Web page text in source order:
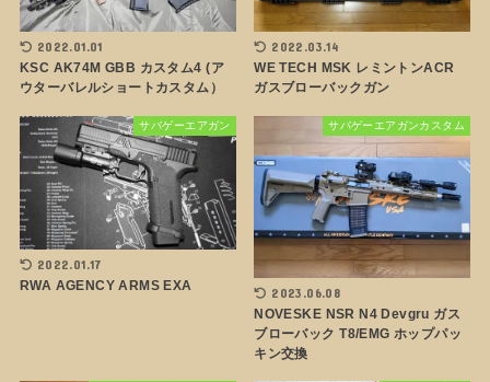
2022.01.01
KSC AK74M GBB カスタム4 (ア
ウターバレルショートカスタム）
2022.03.14
WE TECH MSK レミントンACR
ガスブローバックガン
サバゲーエアガン
2022.01.17
RWA AGENCY ARMS EXA
サバゲーエアガンカスタム
2023.06.08
NOVESKE NSR N4 Devgru ガス
ブローバック T8/EMG ホップパッ
キン交換